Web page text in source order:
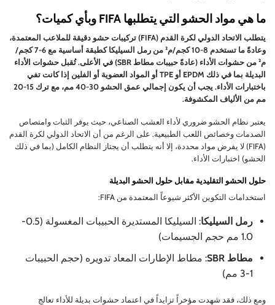
ما هي مواد الحشو التي يتطلبها FIFA وبأي كميات؟
يتطلب الاتحاد الدولي لكرة القدم (FIFA) تركيبات حشو دقيقة للملاعب المعتمدة،
وعادةً ما تستخدم 8-10 كجم/م² من رمل السيليكا كطبقة أساسية مع 6-7 كجم/
م² من حشوات الأداء (عادةً حبيبات مطاط SBR) في الأعلى. تُقبل حشوات الأداء
البديلة بما في ذلك EPDM أو TPE أو المواد العضوية أو الفلين إذا كانت تفي
باختبارات الأداء. يجب أن يكون إجمالي عمق الحشو 30-40 مم، مع ترك 15-20
مم من الألياف المكشوفة.
يعتبر نظام الحشو ضروري لأداء العشب الصناعي، حيث يوفر الثبات وامتصاص
الصدمات وخصائص اللعب الطبيعية. على الرغم من أن الاتحاد الدولي لكرة القدم
(FIFA) لا يفرض مواد محددة، إلا أنه يتطلب أن يجتاز النظام الكامل (بما في ذلك
الحشو) اختبارات الأداء.
حلول الحشو التقليدية مقابل حلول الحشو البديلة
استخدامات التكوين الأكثر شيوعاً المعتمدة من FIFA:
رمل السيليكا
: السيليكا المستديرة الحبيبات المغسولة (0.5-
1.0 مم حجم الجسيمات)
مطاط SBR
: مطاط الإطارات المعاد تدويره (حجم الحبيبات
1-3 مم)
ومع ذلك، فقد شهدت مؤخراً تزايداً في اعتماد حشوات بديلة للأداء تعالج